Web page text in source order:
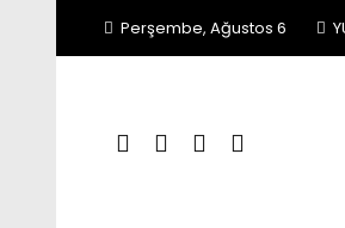
Perşembe, Ağustos 6